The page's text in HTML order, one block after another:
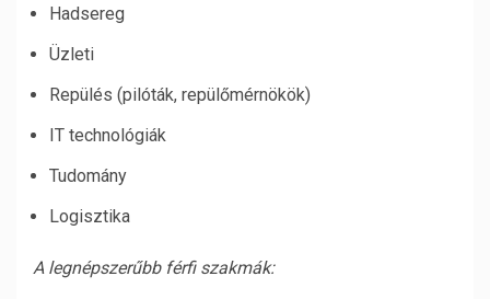
Hadsereg
Üzleti
Repülés (pilóták, repülőmérnökök)
IT technológiák
Tudomány
Logisztika
A legnépszerűbb férfi szakmák: